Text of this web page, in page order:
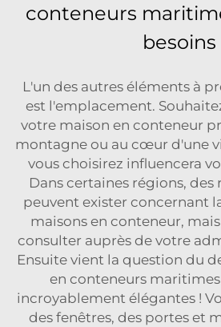
conteneurs
besoins
L'un des autres éléments à
est l'emplacement.
votre maison en conteneur
montagne ou au cœur d'une
vous choisirez influencera
Dans certaines régions,
peuvent exister concernant
maisons en conteneur,
consulter auprès de votre
Ensuite vient la question du
en conteneurs
incroyablement élégantes !
des fenêtres, des portes et